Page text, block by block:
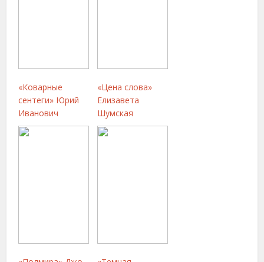
«Коварные
сентеги» Юрий
Иванович
«Цена слова»
Елизавета
Шумская